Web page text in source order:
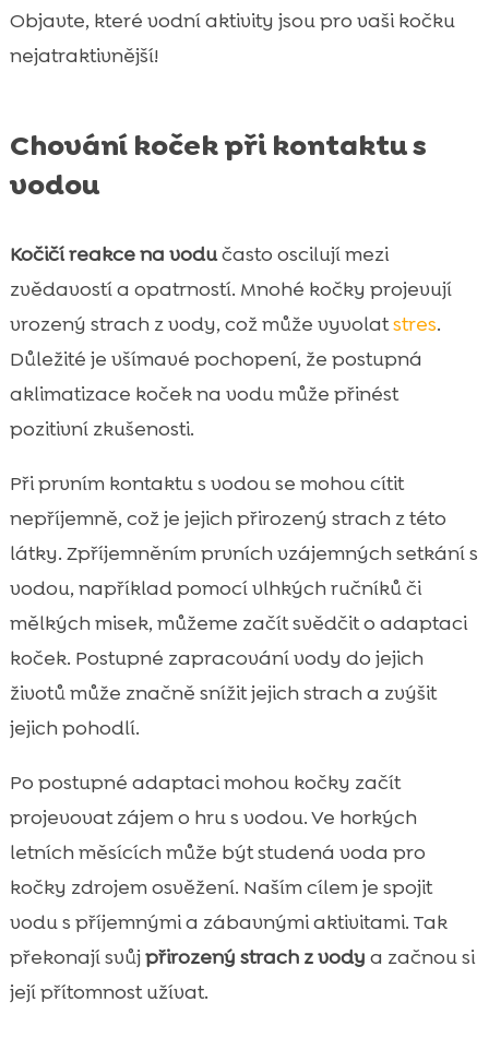
Objavte, které vodní aktivity jsou pro vaši kočku
nejatraktivnější!
Chování koček při kontaktu s
vodou
Kočičí reakce na vodučasto oscilují mezi
zvědavostí a opatrností. Mnohé kočky projevují
vrozený strach z vody, což může vyvolatstres.
Důležité je všímavé pochopení, že postupná
aklimatizace koček na vodu může přinést
pozitivní zkušenosti.
Při prvním kontaktu s vodou se mohou cítit
nepříjemně, což je jejich přirozený strach z této
látky. Zpříjemněním prvních vzájemných setkání s
vodou, například pomocí vlhkých ručníků či
mělkých misek, můžeme začít svědčit o adaptaci
koček. Postupné zapracování vody do jejich
životů může značně snížit jejich strach a zvýšit
jejich pohodlí.
Po postupné adaptaci mohou kočky začít
projevovat zájem o hru s vodou. Ve horkých
letních měsících může být studená voda pro
kočky zdrojem osvěžení. Naším cílem je spojit
vodu s příjemnými a zábavnými aktivitami. Tak
překonají svůjpřirozený strach z vody a začnou si
její přítomnost užívat.